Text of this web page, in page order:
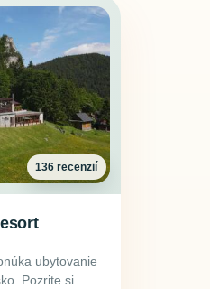
136 recenzií
ubytovanie
Pozrite si